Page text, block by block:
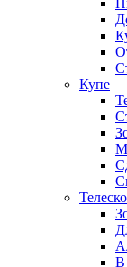
Купе
В